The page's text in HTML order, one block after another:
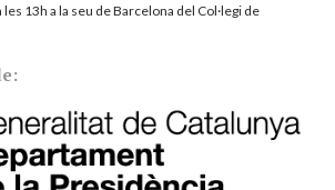
13h a la seu de Barcelona del Col·legi de